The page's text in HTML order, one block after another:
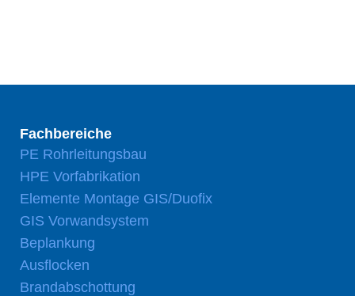
Fachbereiche
PE Rohrleitungsbau
HPE Vorfabrikation
Elemente Montage GIS/Duofix
GIS Vorwandsystem
Beplankung
Ausflocken
Brandabschottung